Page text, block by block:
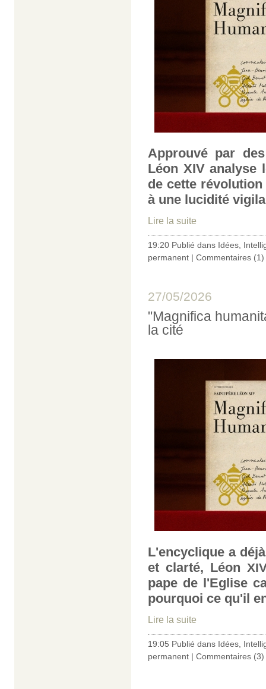
Approuvé par
Léon XIV analyse
de cette
à une lucidité
Lire la suite
19:20 Publié dans Idées
permanent | Commentaires (1)
27/05/2026
"Magnifica
la cité
L'encyclique a
et clarté, Léon
pape de l'Eglise
pourquoi ce qu'il
Lire la suite
19:05 Publié dans Idées
permanent | Commentaires (3)